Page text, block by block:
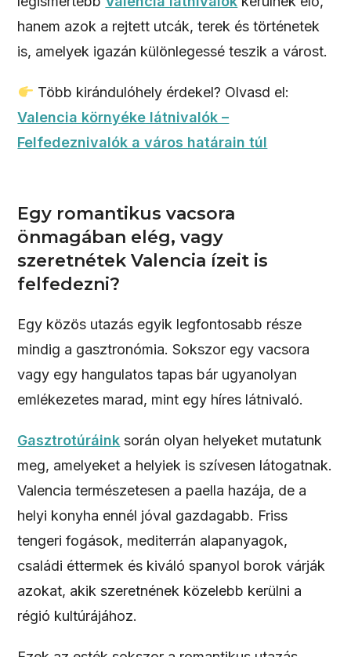
hanem azok a rejtett utcák, terek és történetek
is, amelyek igazán különlegessé teszik a várost.
Több kirándulóhely érdekel? Olvasd el:
Valencia környéke látnivalók –
Felfedeznivalók a város határain túl
Egy romantikus vacsora
önmagában elég, vagy
szeretnétek Valencia ízeit is
felfedezni?
Egy közös utazás egyik legfontosabb része
mindig a gasztronómia. Sokszor egy vacsora
vagy egy hangulatos tapas bár ugyanolyan
emlékezetes marad, mint egy híres látnivaló.
Gasztrotúráink során olyan helyeket mutatunk
meg, amelyeket a helyiek is szívesen látogatnak.
Valencia természetesen a paella hazája, de a
helyi konyha ennél jóval gazdagabb. Friss
tengeri fogások, mediterrán alapanyagok,
családi éttermek és kiváló spanyol borok várják
azokat, akik szeretnének közelebb kerülni a
régió kultúrájához.